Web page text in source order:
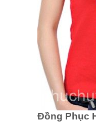
Đồng Phục